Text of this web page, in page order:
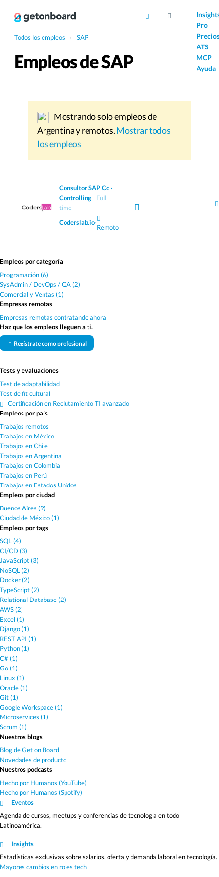
Pro
Precios
ATS
MCP
Ayuda
Todos los empleos › SAP
Empleos de SAP
Mostrando solo empleos de
Argentina y remotos.Mostrar todos
los empleos
Consultor SAP Co ·
Controlling
Full
time
Coderslab.io·
Remoto
Empleos por categoría
Programación (6)
SysAdmin / DevOps / QA (2)
Comercial y Ventas (1)
Empresas remotas
Empresas remotas contratando ahora
Haz que los empleos lleguen a ti.
Regístrate como profesional
Tests y evaluaciones
Test de adaptabilidad
Test de fit cultural
Certificación en Reclutamiento TI avanzado
Empleos por país
Trabajos remotos
Trabajos en México
Trabajos en Chile
Trabajos en Argentina
Trabajos en Colombia
Trabajos en Perú
Trabajos en Estados Unidos
Empleos por ciudad
Buenos Aires (9)
Ciudad de México (1)
Empleos por tags
SQL (4)
CI/CD (3)
JavaScript (3)
NoSQL (2)
Docker (2)
TypeScript (2)
Relational Database (2)
AWS (2)
Excel (1)
Django (1)
REST API (1)
Python (1)
C# (1)
Go (1)
Linux (1)
Oracle (1)
Git (1)
Google Workspace (1)
Microservices (1)
Scrum (1)
Nuestros blogs
Blog de Get on Board
Novedades de producto
Nuestros podcasts
Hecho por Humanos (YouTube)
Hecho por Humanos (Spotify)
Eventos
Agenda de cursos, meetups y conferencias de tecnología en todo
Latinoamérica.
Insights
Estadísticas exclusivas sobre salarios, oferta y demanda laboral en tecnología.
Mayores cambios en roles tech